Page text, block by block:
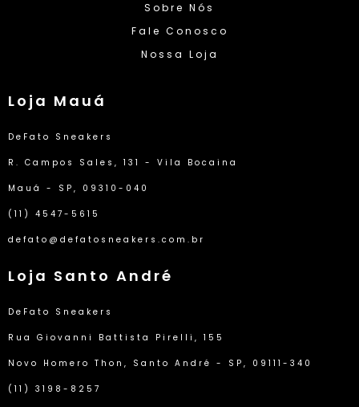
Sobre Nós
Fale Conosco
Nossa Loja
Loja Mauá
DeFato Sneakers
R. Campos Sales, 131 - Vila Bocaina
Mauá - SP, 09310-040
(11) 4547-5615
defato@defatosneakers.com.br
Loja Santo André
DeFato Sneakers
Rua Giovanni Battista Pirelli, 155
Novo Homero Thon, Santo André - SP, 09111-340
(11) 3198-8257